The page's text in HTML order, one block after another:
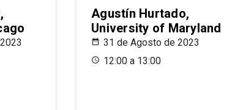
Agustín Hurtado,
University of Maryland
31 de Agosto de 2023
12:00 a 13:00